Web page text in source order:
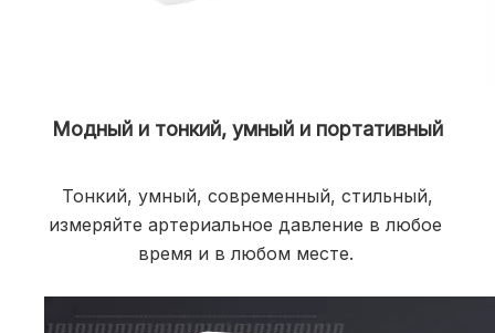
Модный и тонкий, умный и портативный
Тонкий, умный, современный, стильный,
измеряйте артериальное давление в любое
время и в любом месте.